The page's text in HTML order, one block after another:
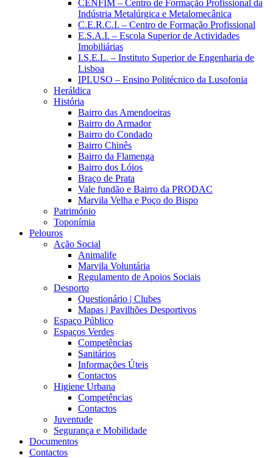
CENFIM – Centro de Formação Profissional da
Indústria Metalúrgica e Metalomecânica
C.E.R.C.I. – Centro de Formação Profissional
E.S.A.I. – Escola Superior de Actividades
Imobiliárias
I.S.E.L. – Instituto Superior de Engenharia de
Lisboa
IPLUSO – Ensino Politécnico da Lusofonia
Heráldica
História
Bairro das Amendoeiras
Bairro do Armador
Bairro do Condado
Bairro Chinês
Bairro da Flamenga
Bairro dos Lóios
Braço de Prata
Vale fundão e Bairro da PRODAC
Marvila Velha e Poço do Bispo
Património
Toponímia
Pelouros
Ação Social
Animalife
Marvila Voluntária
Regulamento de Apoios Sociais
Desporto
Questionário | Clubes
Mapas | Pavilhões Desportivos
Espaço Público
Espaços Verdes
Competências
Sanitários
Informações Úteis
Contactos
Higiene Urbana
Competências
Contactos
Juventude
Segurança e Mobilidade
Documentos
Contactos